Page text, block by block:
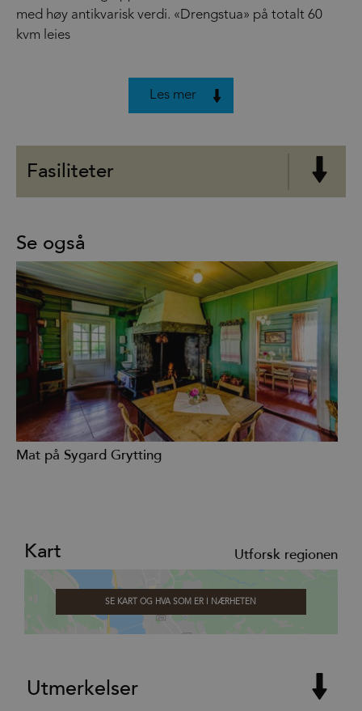
med høy antikvarisk verdi. «Drengstua» på totalt 60
kvm leies
Les mer
Fasiliteter
Se også
Mat på Sygard Grytting
Kart Utforsk regionen
SE KART OG HVA SOM ER I NÆRHETEN
Utmerkelser